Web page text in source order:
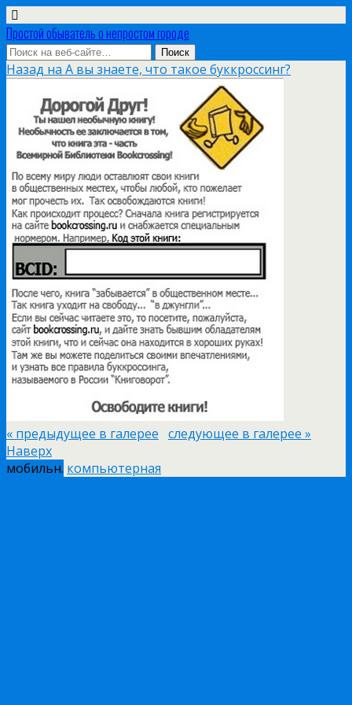
Простой обыватель о непростом городе
Назад на А вы знаете, что такое буккроссинг?
« предыдущее в галерее следующее в галерее »
Наверх
мобильн. компьютерная